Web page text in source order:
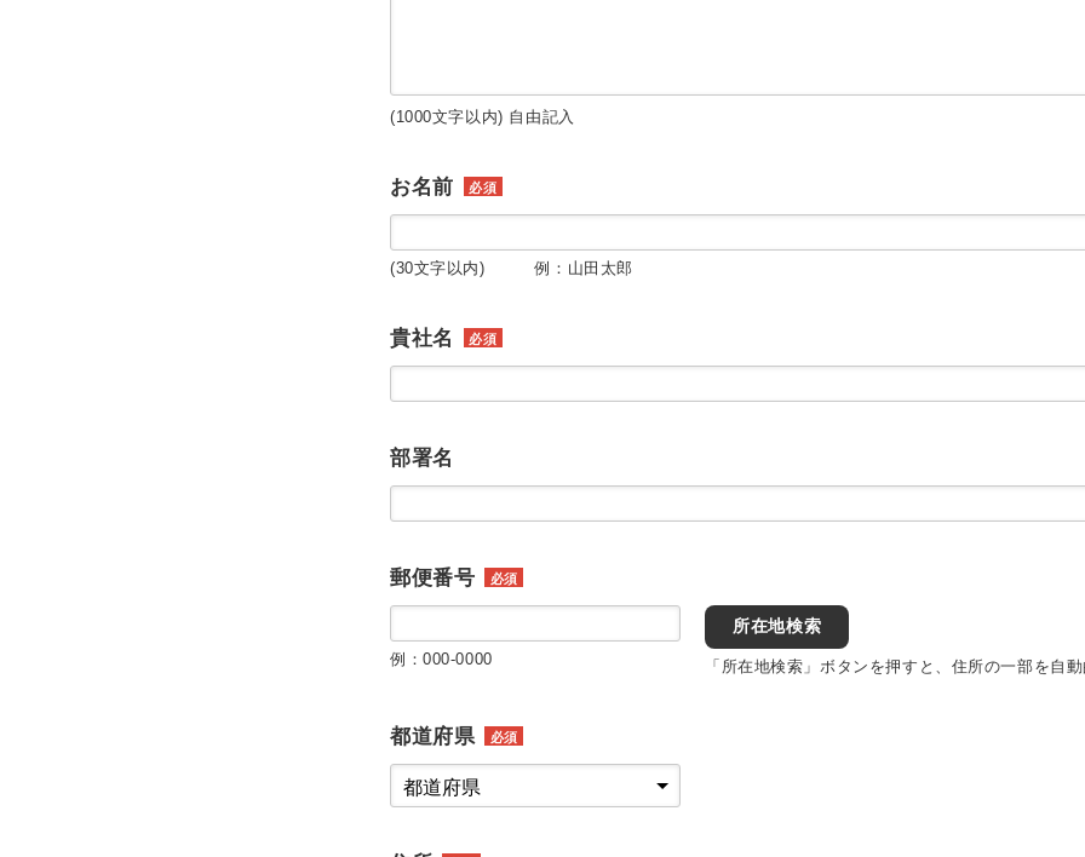
(1000文字以内) 自由記入
お名前 必須
(30文字以内) 例：山田太郎
貴社名 必須
部署名
郵便番号 必須
例：000-0000
所在地検索
「所在地検索」ボタンを押すと、住所の一部を自動
都道府県 必須